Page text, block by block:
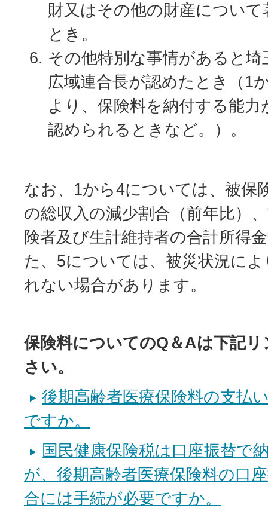
財又はその他の財産につい
とき。
その他特別な事情があると埼
広域連合長が認めたとき（1
より、保険料を納付する能
認められるときなど。）。
なお、1から4については、被保
の総収入の減少割合（前年比）
険者及び生計維持者の合計所得
た、5については、被災状況に
れない場合があります。
保険料についてのQ＆Aは下記
さい。
後期高齢者医療保険料の支払
ですか。
国民健康保険税は口座振替で
が、後期高齢者医療保険料の口
合には手続が必要ですか。